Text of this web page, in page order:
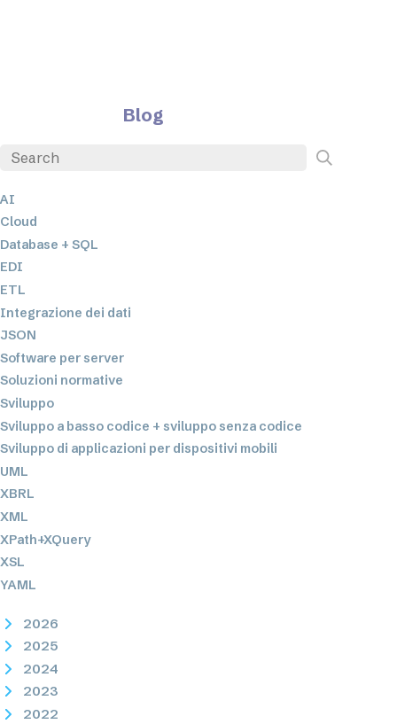
Blog
AI
Cloud
Database + SQL
EDI
ETL
Integrazione dei dati
JSON
Software per server
Soluzioni normative
Sviluppo
Sviluppo a basso codice + sviluppo senza codice
Sviluppo di applicazioni per dispositivi mobili
UML
XBRL
XML
XPath+XQuery
XSL
YAML
2026
2025
2024
2023
2022